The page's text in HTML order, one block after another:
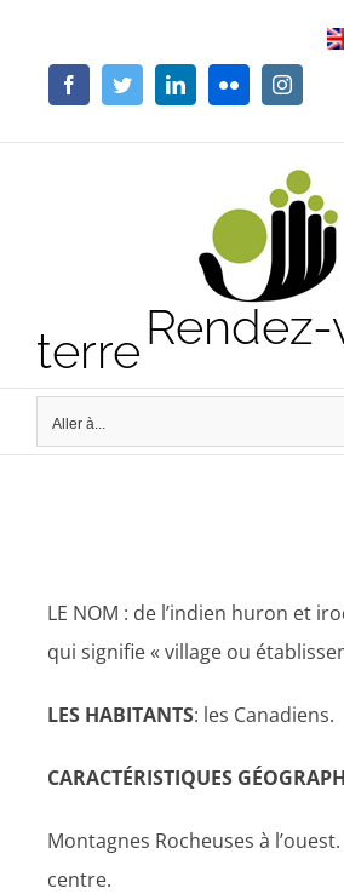
contenuFacebookTwitterLinkedInFlickr
terre
Aller à...
LE NOM : de l’indien huron et
qui signifie « village ou
LES HABITANTS: les Canadiens.
CARACTÉRISTIQUES
Montagnes Rocheuses à
centre.